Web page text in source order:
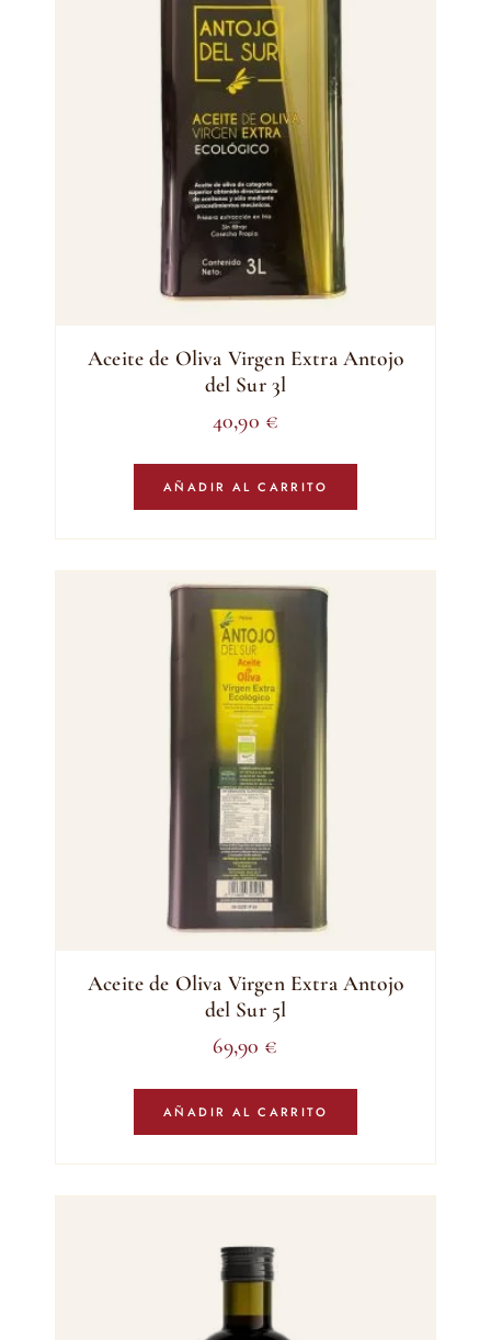
Aceite de Oliva Virgen Extra Antojo
del Sur 3l
40,90 €
AÑADIR AL CARRITO
Aceite de Oliva Virgen Extra Antojo
del Sur 5l
69,90 €
AÑADIR AL CARRITO